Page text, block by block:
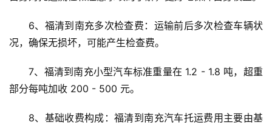
6、福清到南充多次检查费：运输前后多次检查车辆状
况，确保无损坏，可能产生检查费。
7、福清到南充小型汽车标准重量在 1.2 - 1.8 吨，超重
部分每吨加收 200 - 500 元。
8、基础收费构成：福清到南充汽车托运费用主要由基